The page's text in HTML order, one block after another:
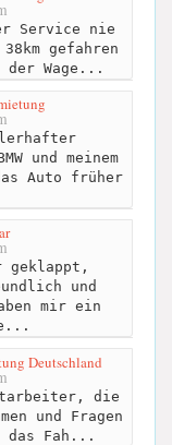
Service nie
gefahren
der Wage...
und meinem
Auto früher
und
mir ein
Deutschland
die
und Fragen
das Fah...